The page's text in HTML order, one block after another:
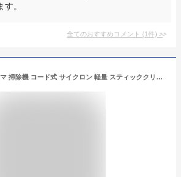
。
全てのおすすめコメント (1件) >
アイリスオーヤマ 掃除機 コード式 サイクロン 軽量 スティッククリーナー 2WAY SCA-110-W ホワイト